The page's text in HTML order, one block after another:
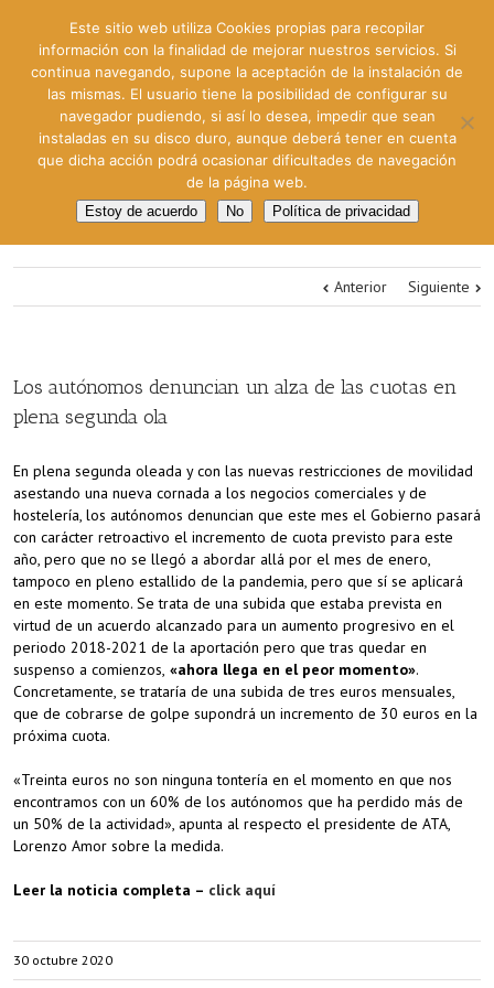
Anterior Siguiente
Los autónomos denuncian un alza de las cuotas en
plena segunda ola
En plena segunda oleada y con las nuevas restricciones de movilidad
asestando una nueva cornada a los negocios comerciales y de
hostelería, los autónomos denuncian que este mes el Gobierno pasará
con carácter retroactivo el incremento de cuota previsto para este
año, pero que no se llegó a abordar allá por el mes de enero,
tampoco en pleno estallido de la pandemia, pero que sí se aplicará
en este momento. Se trata de una subida que estaba prevista en
virtud de un acuerdo alcanzado para un aumento progresivo en el
periodo 2018-2021 de la aportación pero que tras quedar en
suspenso a comienzos, «ahora llega en el peor momento».
Concretamente, se trataría de una subida de tres euros mensuales,
que de cobrarse de golpe supondrá un incremento de 30 euros en la
próxima cuota.
«Treinta euros no son ninguna tontería en el momento en que nos
encontramos con un 60% de los autónomos que ha perdido más de
un 50% de la actividad», apunta al respecto el presidente de ATA,
Lorenzo Amor sobre la medida.
Leer la noticia completa – click aquí
30 octubre 2020
Este sitio web utiliza Cookies propias para recopilar
información con la finalidad de mejorar nuestros servicios. Si
continua navegando, supone la aceptación de la instalación de
las mismas. El usuario tiene la posibilidad de configurar su
navegador pudiendo, si así lo desea, impedir que sean
instaladas en su disco duro, aunque deberá tener en cuenta
que dicha acción podrá ocasionar dificultades de navegación
de la página web.
Estoy de acuerdo No Política de privacidad